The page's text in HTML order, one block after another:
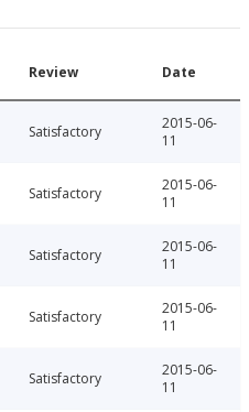
Review Date
Satisfactory
2015-06-
11
Satisfactory
2015-06-
11
Satisfactory
2015-06-
11
Satisfactory
2015-06-
11
Satisfactory
2015-06-
11